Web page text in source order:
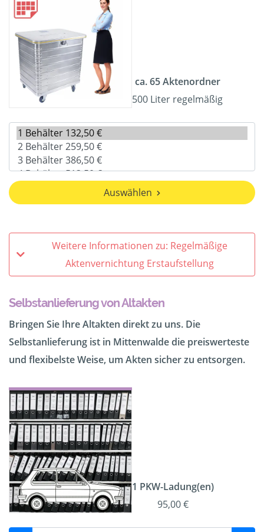
ca. 65 Aktenordner
500 Liter regelmäßig
Auswählen
Weitere Informationen zu: Regelmäßige
Aktenvernichtung Erstaufstellung
Selbstanlieferung von Altakten
Bringen Sie Ihre Altakten direkt zu uns. Die
Selbstanlieferung ist in Mittenwalde die preiswerteste
und flexibelste Weise, um Akten sicher zu entsorgen.
1 PKW-Ladung(en)
95,00 €